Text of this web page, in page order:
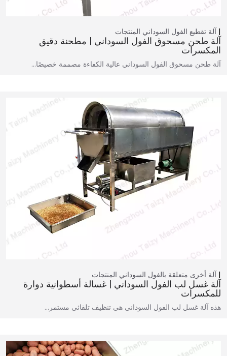
آلة تقطيع الفول السوداني المنتجات
آلة طحن مسحوق الفول السوداني | مطحنة دقيق
المكسرات
آلة طحن مسحوق الفول السوداني عالية الكفاءة مصممة خصيصًا…
آلة أخرى متعلقة بالفول السوداني المنتجات
آلة غسل لب الفول السوداني | غسالة أسطوانية دوارة
للمكسرات
هذه آلة غسل لب الفول السوداني هي تنظيف تلقائي مستمر…